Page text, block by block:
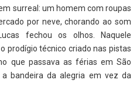
surreal: um homem com roupas
por neve, chorando ao som
fechou os olhos. Naquele
prodígio técnico criado nas pistas
que passava as férias em São
bandeira da alegria em vez da